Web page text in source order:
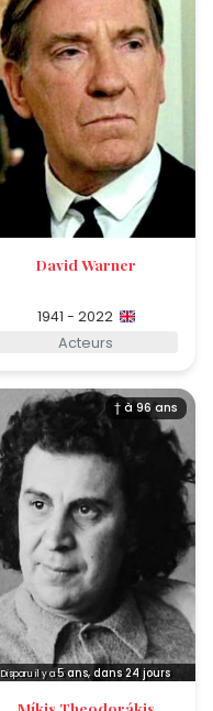
David Warner
1941 - 2022
Acteurs
† à 96 ans
Disparu il y a5ans, dans 24 jours